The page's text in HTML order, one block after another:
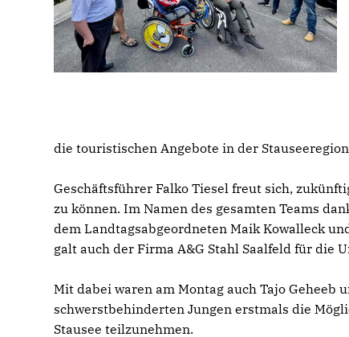
die touristischen Angebote in der
Geschäftsführer Falko Tiesel freut sich,
zu können. Im Namen des gesamten Teams
dem Landtagsabgeordneten Maik Kowalleck
galt auch der Firma A&G Stahl Saalfeld für die
Mit dabei waren am Montag auch Tajo Geheeb
schwerstbehinderten Jungen erstmals die
Stausee teilzunehmen.